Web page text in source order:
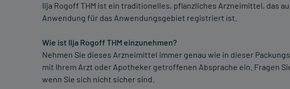
Ilja Rogoff THM ist ein traditionelles, pflanzliches Arzneimittel, das
Anwendung für das Anwendungsgebiet registriert ist.
Wie ist Ilja Rogoff THM einzunehmen?
Nehmen Sie dieses Arzneimittel immer genau wie in dieser
mit Ihrem Arzt oder Apotheker getroffenen Absprache ein. Fragen
wenn Sie sich nicht sicher sind.